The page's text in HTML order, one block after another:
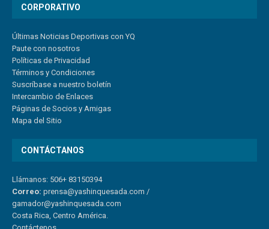
CORPORATIVO
Últimas Noticias Deportivas con YQ
Paute con nosotros
Políticas de Privacidad
Términos y Condiciones
Suscríbase a nuestro boletín
Intercambio de Enlaces
Páginas de Socios y Amigas
Mapa del Sitio
CONTÁCTANOS
Llámanos: 506+ 83150394
Correo: prensa@yashinquesada.com /
gamador@yashinquesada.com
Costa Rica, Centro América.
Contáctenos